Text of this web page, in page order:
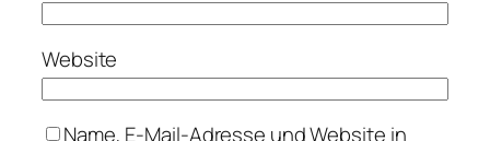
Website
Name, E-Mail-Adresse und Website in